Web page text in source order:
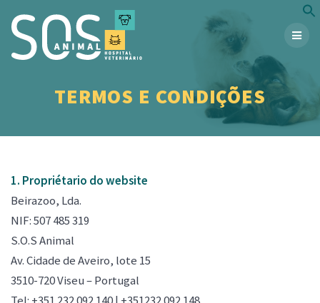
TERMOS E CONDIÇÕES
1. Propriétario do website
Beirazoo, Lda.
NIF: 507 485 319
S.O.S Animal
Av. Cidade de Aveiro, lote 15
3510-720 Viseu – Portugal